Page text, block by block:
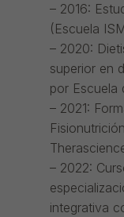
– 2016:
(Escuela
– 2020:
superior en
por Escuela
– 2021:
– 2022:
integrativa